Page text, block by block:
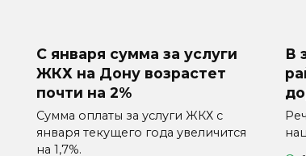
С января сумма за услуги
ЖКХ на Дону возрастет
почти на 2%
Сумма оплаты за услуги ЖКХ с
января текущего года увеличится
на 1,7%.
В